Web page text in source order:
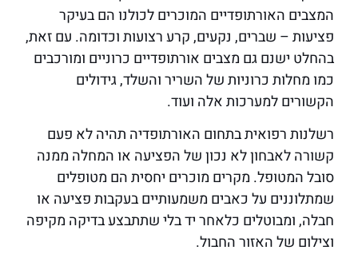
המצבים האורתופדיים המוכרים לכולנו הם בעיקר
פציעות – שברים, נקעים, קרע רצועות וכדומה. עם זאת,
בהחלט ישנם גם מצבים אורתופדיים כרוניים ומורכבים
כמו מחלות כרוניות של השריר והשלד, גידולים
הקשורים למערכות אלה ועוד.
רשלנות רפואית בתחום האורתופדיה תהיה לא פעם
קשורה לאבחון לא נכון של הפציעה או המחלה ממנה
סובל המטופל. מקרים מוכרים יחסית הם מטופלים
שמתלוננים על כאבים משמעותיים בעקבות פציעה או
חבלה, ומבוטלים כלאחר יד בלי שתתבצע בדיקה מקיפה
וצילום של האזור החבול.